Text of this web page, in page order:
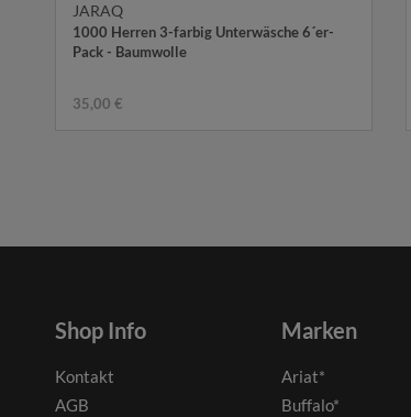
JARAQ
1000 Herren 3-farbig Unterwäsche 6´er-
Pack - Baumwolle
35,00 €
Shop Info
Kontakt
AGB
Marken
Ariat*
Buffalo*